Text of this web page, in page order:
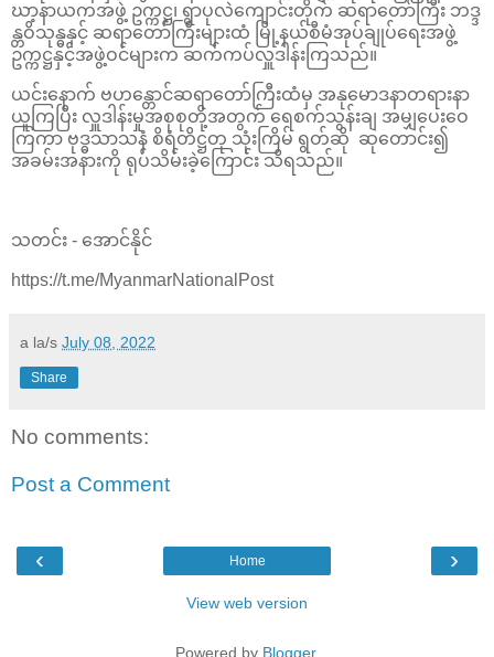
ဃာ့နာယကအဖွဲ့ ဥက္ကဋ္ဌ၊ ရွာပုလဲကျောင်းတိုက် ဆရာတော်ကြီး ဘဒ္ဒ
န္တဝိသုန္ဓနှင့် ဆရာတော်ကြီးများထံ မြို့နယ်စီမံအုပ်ချုပ်ရေးအဖွဲ့
ဥက္ကဋ္ဌနှင့်အဖွဲ့ဝင်များက ဆက်ကပ်လှူဒါန်းကြသည်။
ယင်းနောက် ဗဟန္တောင်ဆရာတော်ကြီးထံမှ အနုမောဒနာတရားနာ
ယူကြပြီး လှူဒါန်းမှုအစုစုတို့အတွက် ရေစက်သွန်းချ အမျှပေးဝေ
ကြကာ ဗုဒ္ဓသာသနံ စိရံတိဋ္ဌတု သုံးကြိမ် ရွတ်ဆို ဆုတောင်း၍
အခမ်းအနားကို ရုပ်သိမ်းခဲ့ကြောင်း သိရသည်။
သတင်း - အောင်နိုင်
https://t.me/MyanmarNationalPost
a la/s July 08, 2022
Share
No comments:
Post a Comment
‹ ›
Home
View web version
Powered by Blogger.